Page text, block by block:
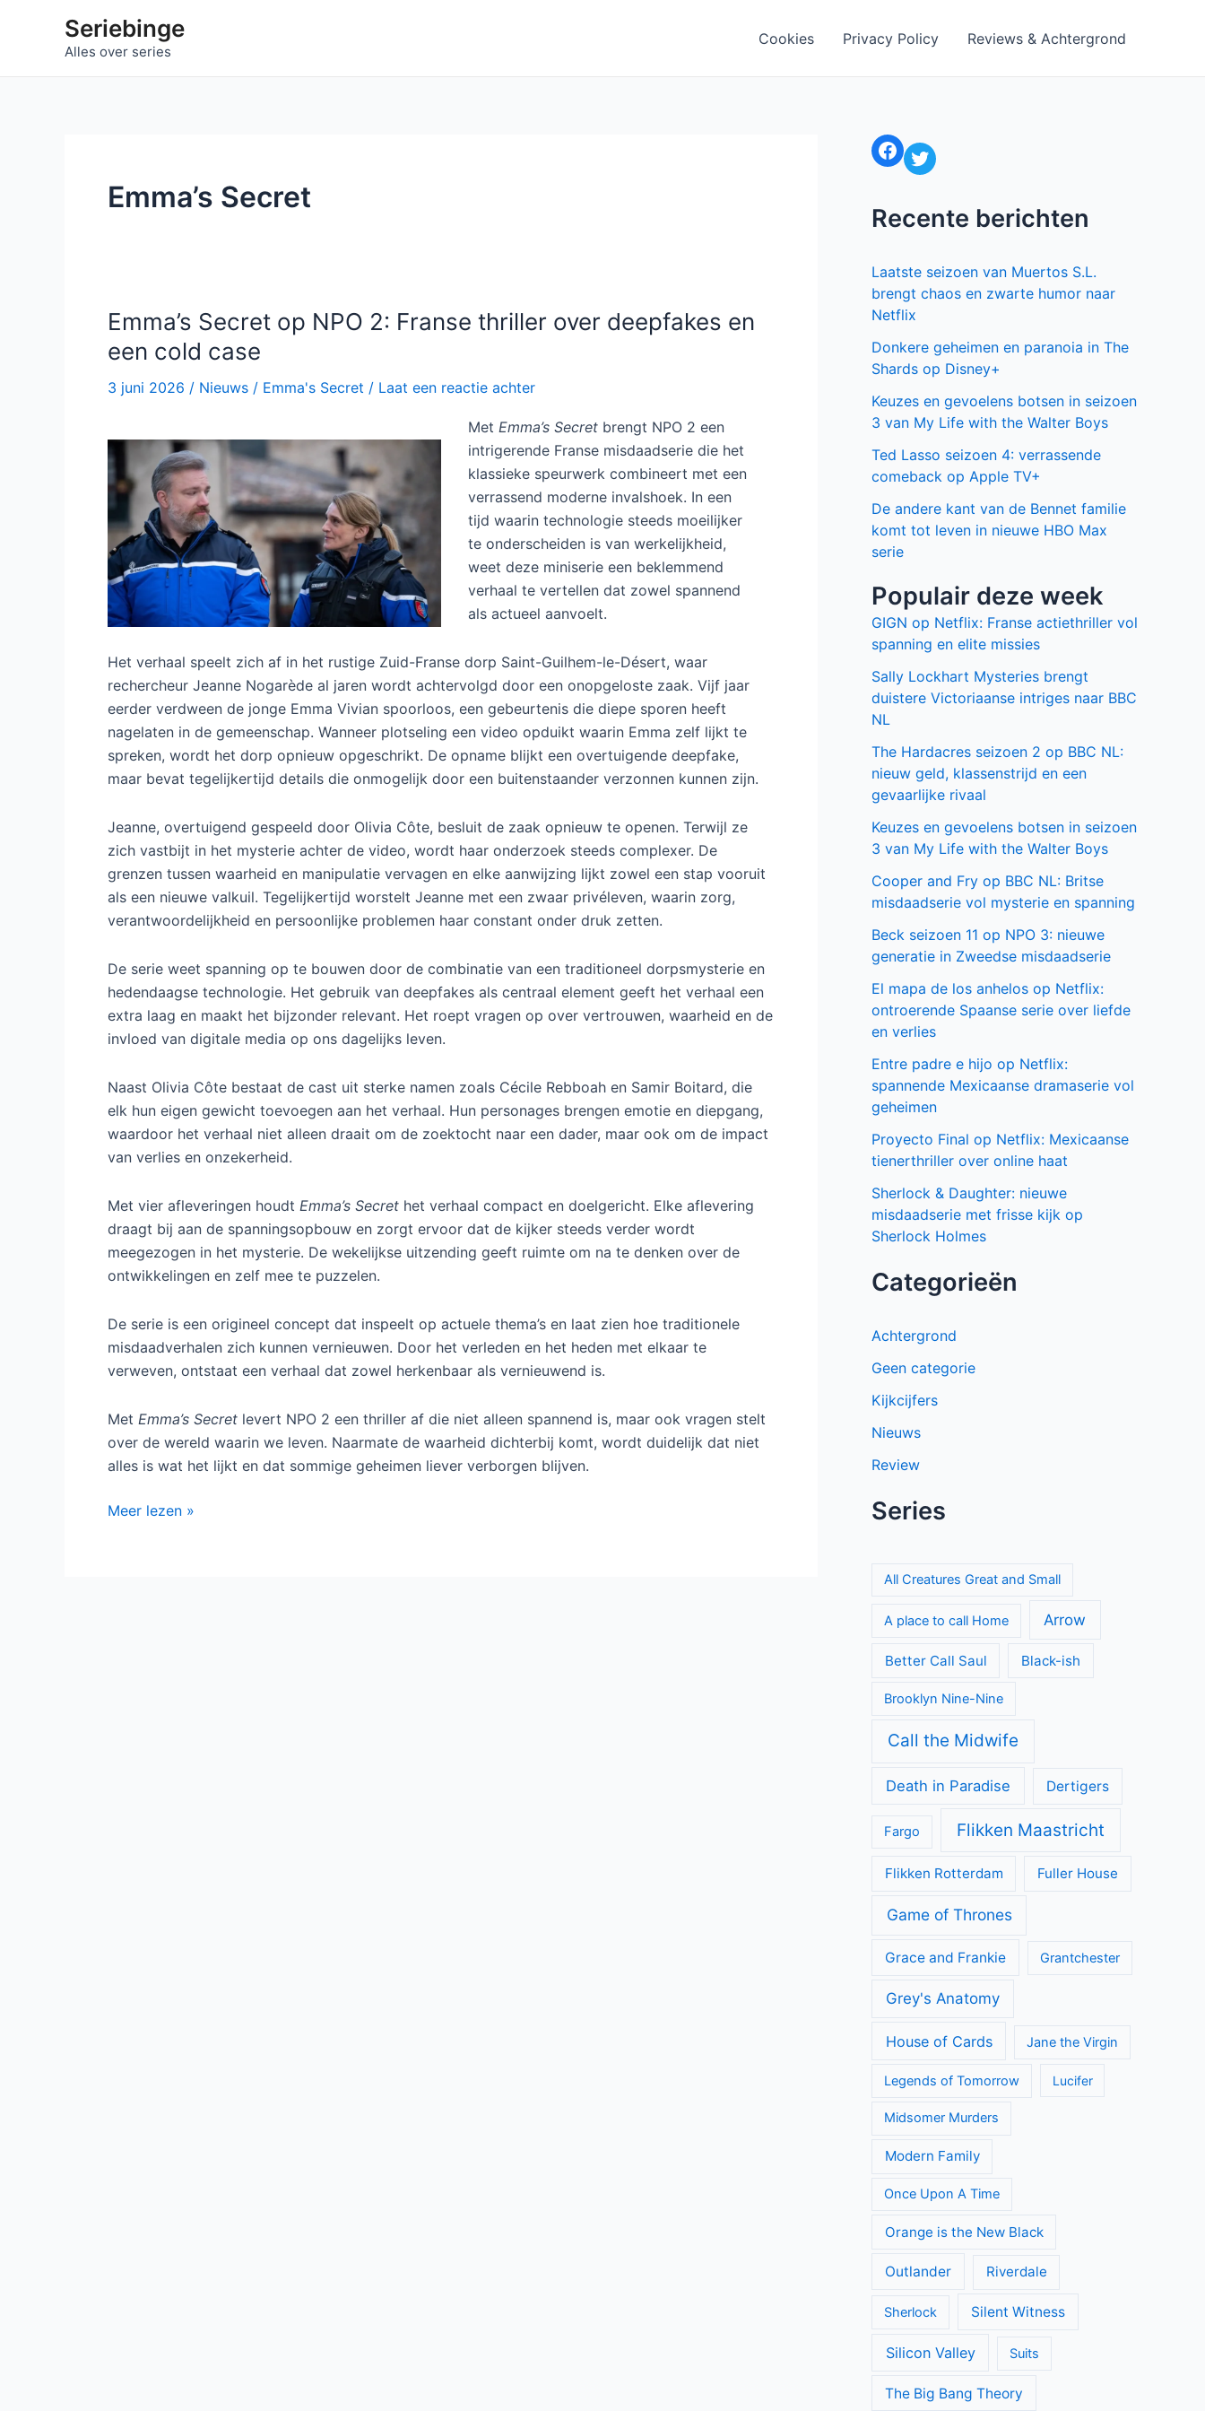
Seriebinge
Alles over series
Cookies Privacy Policy Reviews & Achtergrond
Emma’s Secret
Emma’s Secret op NPO 2: Franse thriller over deepfakes en
een cold case
3 juni 2026 / Nieuws / Emma's Secret / Laat een reactie achter
Met Emma’s Secretbrengt NPO 2 een
intrigerende Franse misdaadserie die het
klassieke speurwerk combineert met een
verrassend moderne invalshoek. In een
tijd waarin technologie steeds moeilijker
te onderscheiden is van werkelijkheid,
weet deze miniserie een beklemmend
verhaal te vertellen dat zowel spannend
als actueel aanvoelt.
Het verhaal speelt zich af in het rustige Zuid-Franse dorp Saint-Guilhem-le-Désert, waar
rechercheur Jeanne Nogarède al jaren wordt achtervolgd door een onopgeloste zaak. Vijf jaar
eerder verdween de jonge Emma Vivian spoorloos, een gebeurtenis die diepe sporen heeft
nagelaten in de gemeenschap. Wanneer plotseling een video opduikt waarin Emma zelf lijkt te
spreken, wordt het dorp opnieuw opgeschrikt. De opname blijkt een overtuigende deepfake,
maar bevat tegelijkertijd details die onmogelijk door een buitenstaander verzonnen kunnen zijn.
Jeanne, overtuigend gespeeld door Olivia Côte, besluit de zaak opnieuw te openen. Terwijl ze
zich vastbijt in het mysterie achter de video, wordt haar onderzoek steeds complexer. De
grenzen tussen waarheid en manipulatie vervagen en elke aanwijzing lijkt zowel een stap vooruit
als een nieuwe valkuil. Tegelijkertijd worstelt Jeanne met een zwaar privéleven, waarin zorg,
verantwoordelijkheid en persoonlijke problemen haar constant onder druk zetten.
De serie weet spanning op te bouwen door de combinatie van een traditioneel dorpsmysterie en
hedendaagse technologie. Het gebruik van deepfakes als centraal element geeft het verhaal een
extra laag en maakt het bijzonder relevant. Het roept vragen op over vertrouwen, waarheid en de
invloed van digitale media op ons dagelijks leven.
Naast Olivia Côte bestaat de cast uit sterke namen zoals Cécile Rebboah en Samir Boitard, die
elk hun eigen gewicht toevoegen aan het verhaal. Hun personages brengen emotie en diepgang,
waardoor het verhaal niet alleen draait om de zoektocht naar een dader, maar ook om de impact
van verlies en onzekerheid.
Met vier afleveringen houdt Emma’s Secret het verhaal compact en doelgericht. Elke aflevering
draagt bij aan de spanningsopbouw en zorgt ervoor dat de kijker steeds verder wordt
meegezogen in het mysterie. De wekelijkse uitzending geeft ruimte om na te denken over de
ontwikkelingen en zelf mee te puzzelen.
De serie is een origineel concept dat inspeelt op actuele thema’s en laat zien hoe traditionele
misdaadverhalen zich kunnen vernieuwen. Door het verleden en het heden met elkaar te
verweven, ontstaat een verhaal dat zowel herkenbaar als vernieuwend is.
Met Emma’s Secret levert NPO 2 een thriller af die niet alleen spannend is, maar ook vragen stelt
over de wereld waarin we leven. Naarmate de waarheid dichterbij komt, wordt duidelijk dat niet
alles is wat het lijkt en dat sommige geheimen liever verborgen blijven.
Emma’s
Meer lezen »
Facebook Twitter
Recente berichten
Laatste seizoen van Muertos S.L.
brengt chaos en zwarte humor naar
Netflix
Donkere geheimen en paranoia in The
Shards op Disney+
Keuzes en gevoelens botsen in seizoen
3 van My Life with the Walter Boys
Ted Lasso seizoen 4: verrassende
comeback op Apple TV+
De andere kant van de Bennet familie
komt tot leven in nieuwe HBO Max
serie
Populair deze week
GIGN op Netflix: Franse actiethriller vol
spanning en elite missies
Sally Lockhart Mysteries brengt
duistere Victoriaanse intriges naar BBC
NL
The Hardacres seizoen 2 op BBC NL:
nieuw geld, klassenstrijd en een
gevaarlijke rivaal
Keuzes en gevoelens botsen in seizoen
3 van My Life with the Walter Boys
Cooper and Fry op BBC NL: Britse
misdaadserie vol mysterie en spanning
Beck seizoen 11 op NPO 3: nieuwe
generatie in Zweedse misdaadserie
El mapa de los anhelos op Netflix:
ontroerende Spaanse serie over liefde
en verlies
Entre padre e hijo op Netflix:
spannende Mexicaanse dramaserie vol
geheimen
Proyecto Final op Netflix: Mexicaanse
tienerthriller over online haat
Sherlock & Daughter: nieuwe
misdaadserie met frisse kijk op
Sherlock Holmes
Categorieën
Achtergrond
Geen categorie
Kijkcijfers
Nieuws
Review
Series
All Creatures Great and Small
A place to call Home Arrow
Better Call Saul Black-ish
Brooklyn Nine-Nine
Call the Midwife
Death in Paradise Dertigers
Fargo Flikken Maastricht
Flikken Rotterdam Fuller House
Game of Thrones
Grace and Frankie Grantchester
Grey's Anatomy
House of Cards Jane the Virgin
Legends of Tomorrow Lucifer
Midsomer Murders
Modern Family
Once Upon A Time
Orange is the New Black
Outlander Riverdale
Sherlock Silent Witness
Silicon Valley Suits
The Big Bang Theory